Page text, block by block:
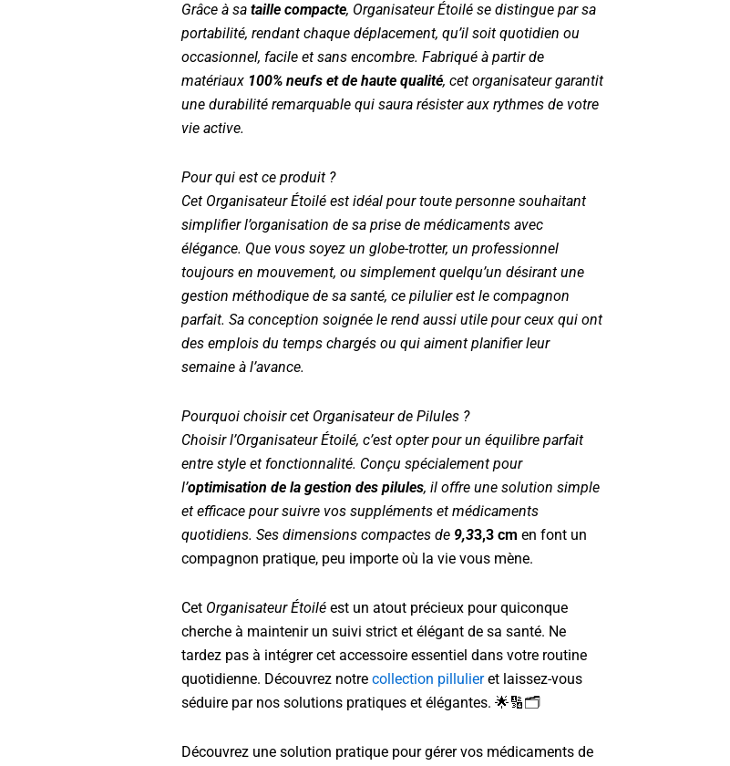
Grâce à sa taille compacte, Organisateur Étoilé se distingue par sa
portabilité, rendant chaque déplacement, qu’il soit quotidien ou
occasionnel, facile et sans encombre. Fabriqué à partir de
matériaux 100% neufs et de haute qualité, cet organisateur garantit
une durabilité remarquable qui saura résister aux rythmes de votre
vie active.
Pour qui est ce produit ?
Cet Organisateur Étoilé est idéal pour toute personne souhaitant
simplifier l’organisation de sa prise de médicaments avec
élégance. Que vous soyez un globe-trotter, un professionnel
toujours en mouvement, ou simplement quelqu’un désirant une
gestion méthodique de sa santé, ce pilulier est le compagnon
parfait. Sa conception soignée le rend aussi utile pour ceux qui ont
des emplois du temps chargés ou qui aiment planifier leur
semaine à l’avance.
Pourquoi choisir cet Organisateur de Pilules ?
Choisir l’Organisateur Étoilé, c’est opter pour un équilibre parfait
entre style et fonctionnalité. Conçu spécialement pour
l’optimisation de la gestion des pilules, il offre une solution simple
et efficace pour suivre vos suppléments et médicaments
quotidiens. Ses dimensions compactes de 9,33,3 cm en font un
compagnon pratique, peu importe où la vie vous mène.
Cet Organisateur Étoilé est un atout précieux pour quiconque
cherche à maintenir un suivi strict et élégant de sa santé. Ne
tardez pas à intégrer cet accessoire essentiel dans votre routine
quotidienne. Découvrez notre collection pillulieret laissez-vous
séduire par nos solutions pratiques et élégantes. 🌟🔢🗂
Découvrez une solution pratique pour gérer vos médicaments de